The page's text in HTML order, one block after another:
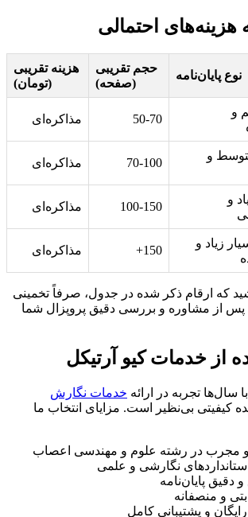
احتمالی
نوع پایان‌نامه
حجم تقریبی
(صفحه)
هزینه تقریبی
(تومان)
و
50-70 مذاکره‌ای
و
70-100 مذاکره‌ای
و
100-150 مذاکره‌ای
زیاد و
150+ مذاکره‌ای
که ارقام ذکر شده در جدول، صرفاً تخمینی
پس از مشاوره و بررسی دقیق پروپزال شما
از خدمات کیو آرتیکل
سال‌ها تجربه در ارائه خدمات نگارش
کیفیتی بی‌نظیر است. مزایای انتخاب ما
مجرب در رشته علوم و مهندسی اعصاب
نگارشی و علمی
دقیق پایان‌نامه
و منصفانه
و پشتیبانی کامل